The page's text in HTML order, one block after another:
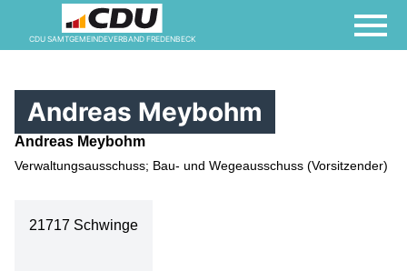
CDU SAMTGEMEINDEVERBAND FREDENBECK
Andreas Meybohm
Andreas Meybohm
Verwaltungsausschuss; Bau- und Wegeausschuss (Vorsitzender)
21717 Schwinge